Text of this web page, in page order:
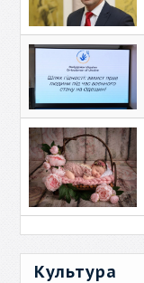
Культура